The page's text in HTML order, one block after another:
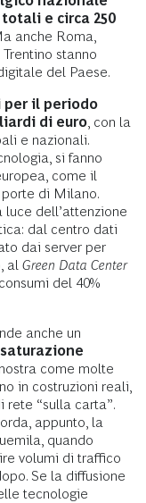
e circa 250
anche Roma,
stanno
del Paese.
il periodo
di euro , con la
e nazionali.
si fanno
come il
di Milano.
luce dell’attenzione
dal centro dati
dai server per
al Green Data Center
del 40%
anche un
come molte
in costruzioni reali,
rete “sulla carta”.
appunto, la
quando
volumi di traffico
Se la diffusione
tecnologie